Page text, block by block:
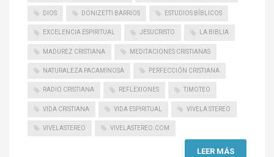
DIOS DONIZETTI BARRIOS ESTUDIOS BÍBLICOS
EXCELENCIA ESPIRITUAL JESUCRISTO LA BIBLIA
MADUREZ CRISTIANA MEDITACIONES CRISTIANAS
NATURALEZA PACAMINOSA PERFECCIÓN CRISTIANA
RADIO CRISTIANA REFLEXIONES TIMOTEO
VIDA CRISTIANA VIDA ESPIRITUAL VIVELA STEREO
VIVELASTEREO VIVELASTEREO.COM
LEER MÁS